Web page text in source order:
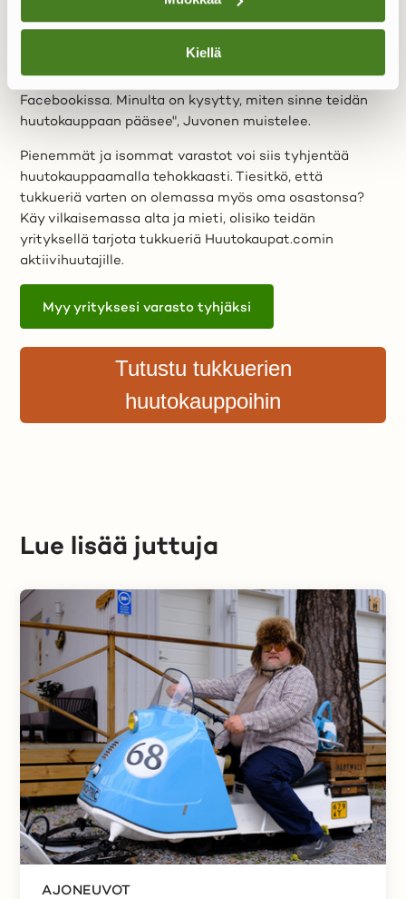
Kiellä
"En edes aina tiedä, että mitä kaikkea markkinointia
siellä Huutokaupat.comilla näkyy. Meidän
näkövinkkelistä tapahtuu positiivisia asioita. Mullakin
on puhelin soinut, kun mainoksiin on törmätty
Facebookissa. Minulta on kysytty, miten sinne teidän
huutokauppaan pääsee", Juvonen muistelee.
Pienemmät ja isommat varastot voi siis tyhjentää
huutokauppaamalla tehokkaasti. Tiesitkö, että
tukkueriä varten on olemassa myös oma osastonsa?
Käy vilkaisemassa alta ja mieti, olisiko teidän
yrityksellä tarjota tukkueriä Huutokaupat.comin
aktiivihuutajille.
Myy yrityksesi varasto tyhjäksi
Tutustu tukkuerien
huutokauppoihin
Lue lisää juttuja
AJONEUVOT